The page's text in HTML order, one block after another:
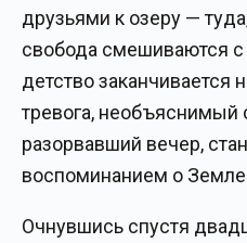
друзьями к озеру —
свобода смешиваются
детство заканчивается
тревога, необъяснимый
разорвавший вечер,
воспоминанием о
Очнувшись спустя